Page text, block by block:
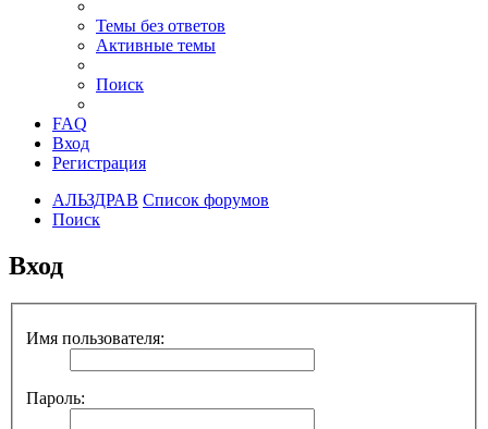
Темы без ответов
Активные темы
Поиск
FAQ
Вход
Регистрация
АЛЬЗДРАВ Список форумов
Поиск
Вход
Имя пользователя:
Пароль: